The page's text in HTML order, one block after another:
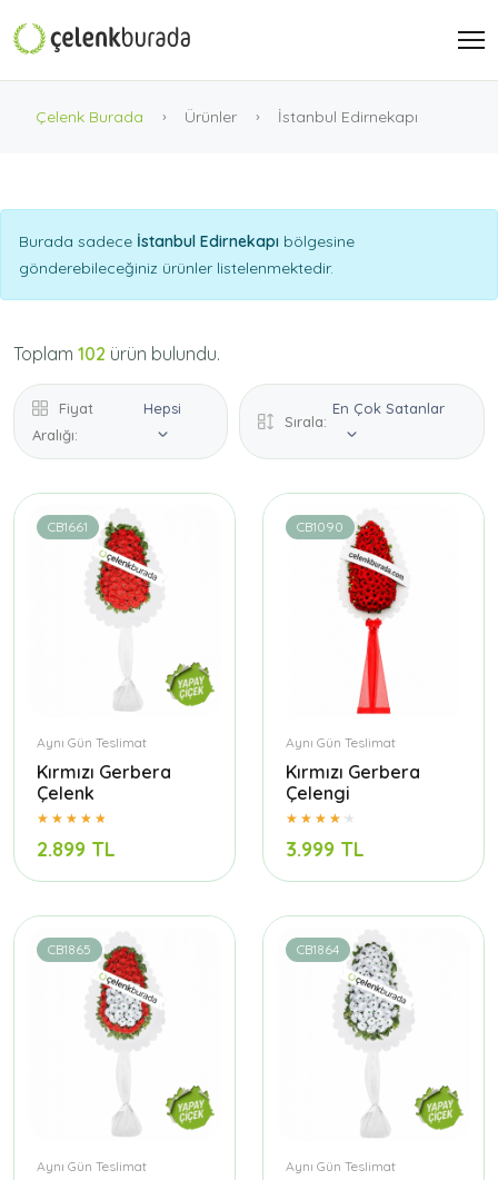
Çelenk Burada Ürünler İstanbul Edirnekapı
Burada sadece İstanbul Edirnekapı bölgesine
gönderebileceğiniz ürünler listelenmektedir.
Toplam 102 ürün bulundu.
Fiyat
Aralığı:
Hepsi
Sırala:
En Çok Satanlar
CB1661
Aynı Gün Teslimat
Kırmızı Gerbera
Çelenk
2.899 TL
CB1090
Aynı Gün Teslimat
Kırmızı Gerbera
Çelengi
3.999 TL
CB1865
Aynı Gün Teslimat
CB1864
Aynı Gün Teslimat